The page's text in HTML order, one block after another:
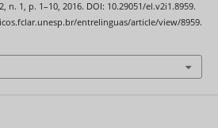
n. 1, p. 1–10, 2016. DOI: 10.29051/el.v2i1.8959.
entrelinguas/article/view/8959.